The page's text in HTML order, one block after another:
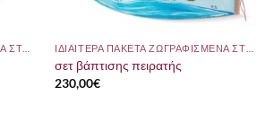
σετ βάπτισης πειρατής
230,00€